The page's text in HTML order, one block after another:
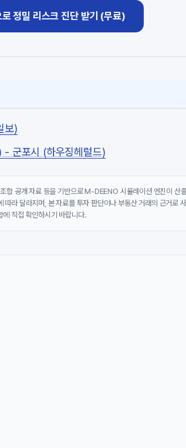
로 정밀 리스크 진단 받기 (무료)
보)
- 군포시 (하우징헤럴드)
합 공개 자료 등을 기반으로 M-DEENO 시뮬레이션 엔진이 산
라 달라지며, 본 자료를 투자 판단이나 부동산 거래의 근거로
직접 확인하시기 바랍니다.